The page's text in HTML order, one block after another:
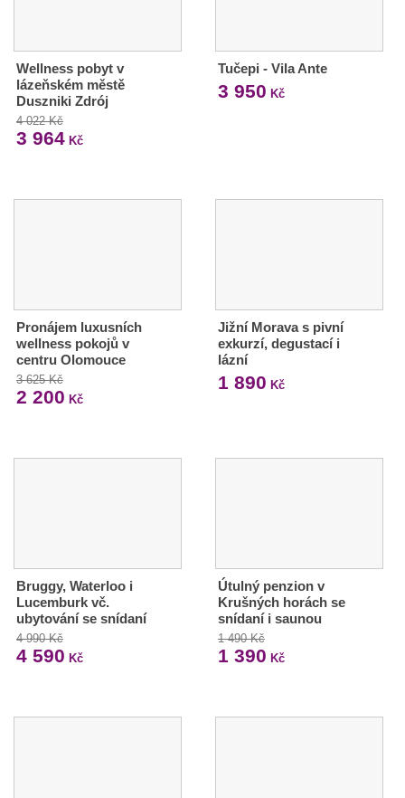
Wellness pobyt v
lázeňském městě
Duszniki Zdrój
4 022 Kč
3 964 Kč
Tučepi - Vila Ante
3 950 Kč
Pronájem luxusních
wellness pokojů v
centru Olomouce
3 625 Kč
2 200 Kč
Jižní Morava s pivní
exkurzí, degustací i
lázní
1 890 Kč
Bruggy, Waterloo i
Lucemburk vč.
ubytování se snídaní
4 990 Kč
4 590 Kč
Útulný penzion v
Krušných horách se
snídaní i saunou
1 490 Kč
1 390 Kč